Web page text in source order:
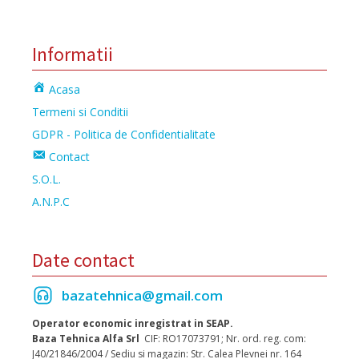
Informatii
Acasa
Termeni si Conditii
GDPR - Politica de Confidentialitate
Contact
S.O.L.
A.N.P.C
Date contact
bazatehnica@gmail.com
Operator economic inregistrat in SEAP.
Baza Tehnica Alfa Srl CIF: RO17073791; Nr. ord. reg. com:
J40/21846/2004 / Sediu si magazin: Str. Calea Plevnei nr. 164